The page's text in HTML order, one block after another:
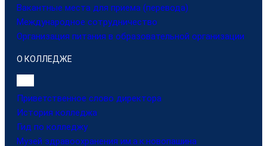
Вакантные места для приема (перевода)
Международное сотрудничество
Организация питания в образовательной организации
О КОЛЛЕДЖЕ
Приветственное слово директора
История колледжа
Гид по колледжу
Музей здравоохранения им.а.к.новопашина